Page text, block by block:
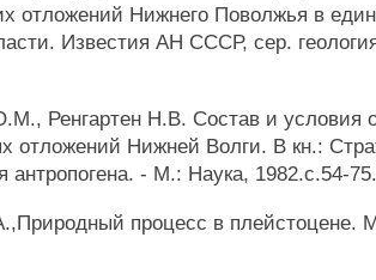
отложений Нижнего Поволжья в
Известия АН СССР, сер.
Ренгартен Н.В. Состав и условия
отложений Нижней Волги. В кн.:
антропогена. - М.: Наука, 1982.с.54-
процесс в плейстоцене.